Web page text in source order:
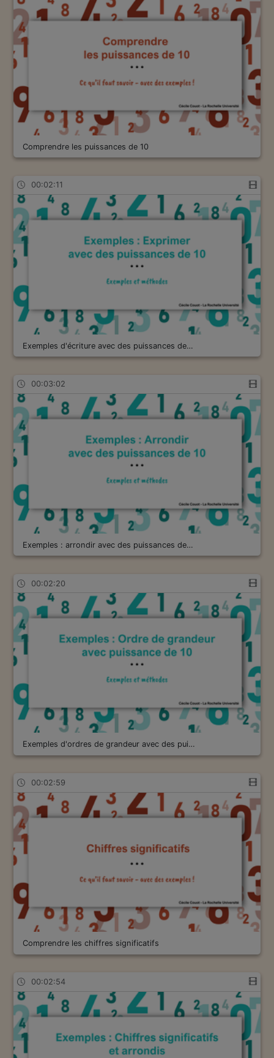
Comprendre les puissances de 10
00:02:11
Exemples d'écriture avec des puissances de…
00:03:02
Exemples : arrondir avec des puissances de…
00:02:20
Exemples d'ordres de grandeur avec des pui…
00:02:59
Comprendre les chiffres significatifs
00:02:54